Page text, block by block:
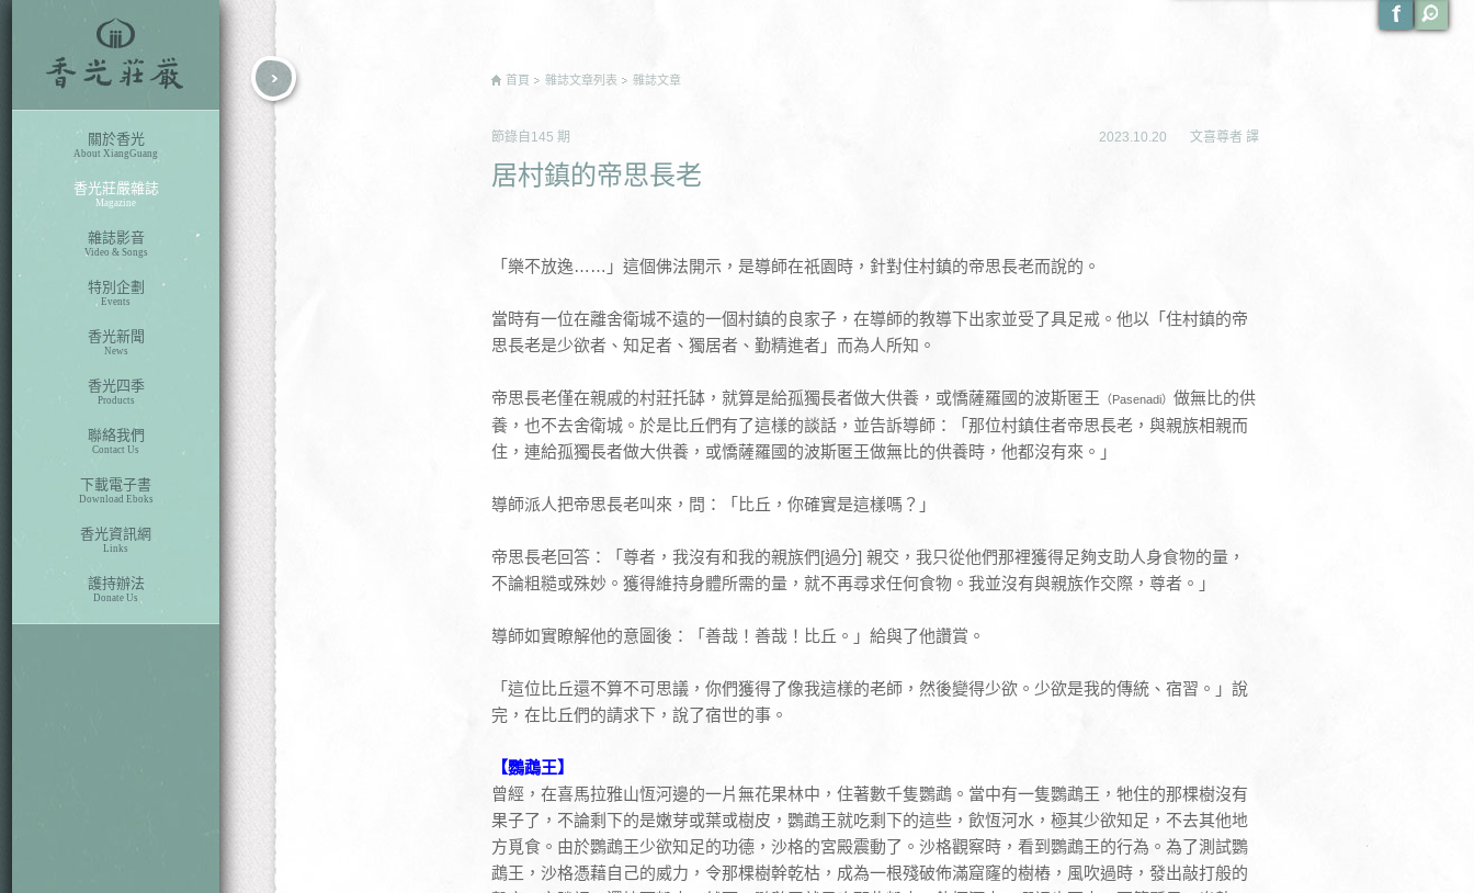
關於香光
About XiangGuang
香光莊嚴雜誌
Magazine
雜誌影音
Video & Songs
特別企劃
Events
香光新聞
News
香光四季
Products
聯絡我們
Contact Us
下載電子書
Download Eboks
香光資訊網
Links
護持辦法
Donate Us
首頁 雜誌文章列表 雜誌文章
節錄自 145 期 2023.10.20 文喜尊者 譯
居村鎮的帝思長老
「樂不放逸……」這個佛法開示，是導師在祇園時，針對住村鎮的帝思長老而說的。
當時有一位在離舍衛城不遠的一個村鎮的良家子，在導師的教導下出家並受了具足戒。他以「住村鎮的帝
思長老是少欲者、知足者、獨居者、勤精進者」而為人所知。
帝思長老僅在親戚的村莊托缽，就算是給孤獨長者做大供養，或憍薩羅國的波斯匿王 （Pasenadi） 做無比的供
養，也不去舍衛城。於是比丘們有了這樣的談話，並告訴導師：「那位村鎮住者帝思長老，與親族相親而
住，連給孤獨長者做大供養，或憍薩羅國的波斯匿王做無比的供養時，他都沒有來。」
導師派人把帝思長老叫來，問：「比丘，你確實是這樣嗎？」
帝思長老回答：「尊者，我沒有和我的親族們[過分] 親交，我只從他們那裡獲得足夠支助人身食物的量，
不論粗糙或殊妙。獲得維持身體所需的量，就不再尋求任何食物。我並沒有與親族作交際，尊者。」
導師如實瞭解他的意圖後：「善哉！善哉！比丘。」給與了他讚賞。
「這位比丘還不算不可思議，你們獲得了像我這樣的老師，然後變得少欲。少欲是我的傳統、宿習。」說
完，在比丘們的請求下，說了宿世的事。
【鸚鵡王】
曾經，在喜馬拉雅山恆河邊的一片無花果林中，住著數千隻鸚鵡。當中有一隻鸚鵡王，牠住的那棵樹沒有
果子了，不論剩下的是嫩芽或葉或樹皮，鸚鵡王就吃剩下的這些，飲恆河水，極其少欲知足，不去其他地
方覓食。由於鸚鵡王少欲知足的功德，沙格的宮殿震動了。沙格觀察時，看到鸚鵡王的行為。為了測試鸚
鵡王，沙格憑藉自己的威力，令那棵樹幹乾枯，成為一根殘破佈滿窟窿的樹樁，風吹過時，發出敲打般的